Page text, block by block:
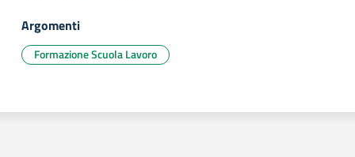
Argomenti
Formazione Scuola Lavoro